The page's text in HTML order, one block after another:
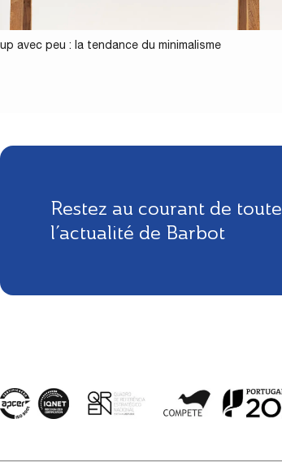
avec peu : la tendance du minimalisme
Restez au courant de toute
l’actualité de Barbot